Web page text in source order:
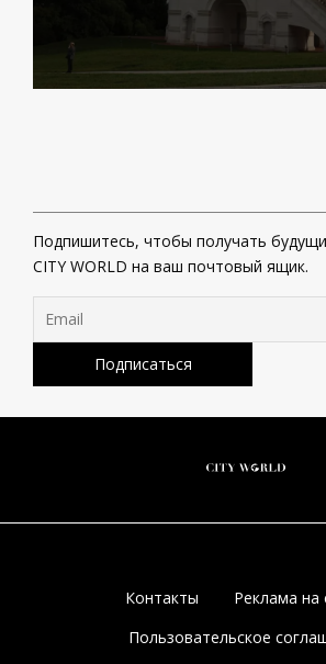
Подпишитесь, чтобы получать
CITY WORLD на ваш почтовый ящик.
Контакты
Реклама на
Пользовательское